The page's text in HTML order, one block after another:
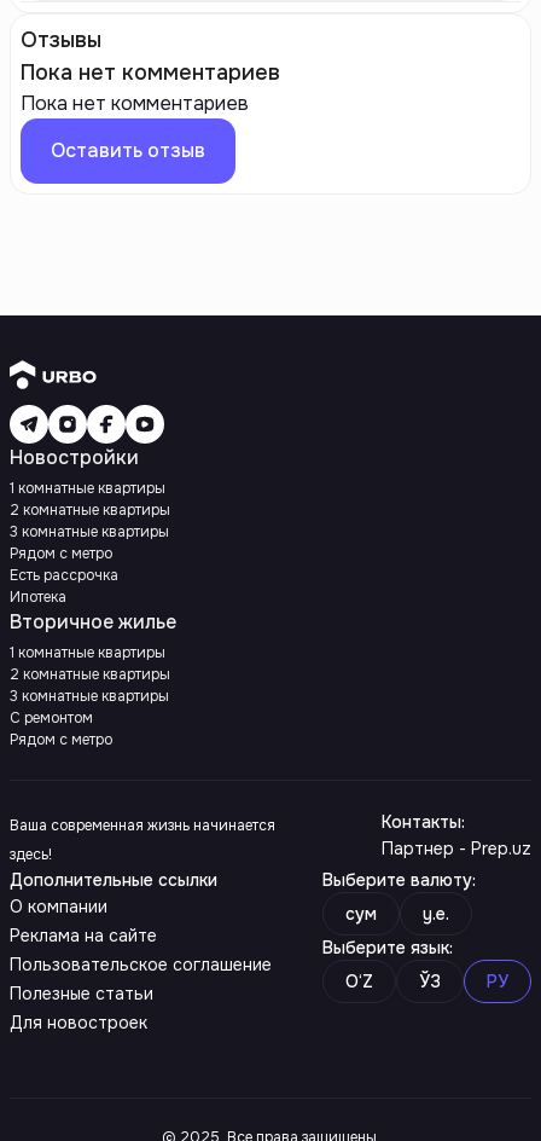
Отзывы
Пока нет комментариев
Пока нет комментариев
Оставить отзыв
Новостройки
1 комнатные квартиры
2 комнатные квартиры
3 комнатные квартиры
Рядом с метро
Есть рассрочка
Ипотека
Вторичное жилье
1 комнатные квартиры
2 комнатные квартиры
3 комнатные квартиры
С ремонтом
Рядом с метро
Ваша современная жизнь начинается
здесь!
Контакты:
Партнер - Prep.uz
Дополнительные ссылки
О компании
Реклама на сайте
Пользовательское соглашение
Полезные статьи
Для новостроек
Выберите валюту:
сум
y.e.
Выберите язык:
O‘Z
ЎЗ РУ